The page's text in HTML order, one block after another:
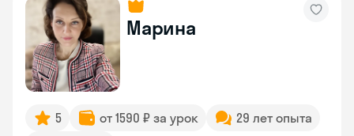
Марина
5 от 1590 ₽ за урок
29 лет опыта